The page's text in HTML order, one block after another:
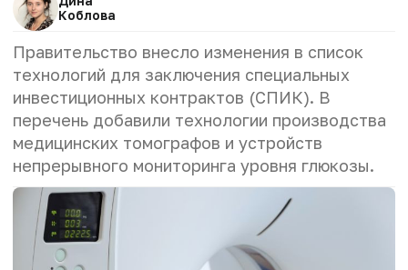
Коблова
Правительство внесло изменения в список
технологий для заключения специальных
инвестиционных контрактов (СПИК). В
перечень добавили технологии производства
медицинских томографов и устройств
непрерывного мониторинга уровня глюкозы.